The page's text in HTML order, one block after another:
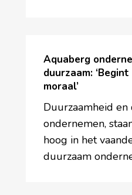
onderneemt
duurzaam:
‘Begint
met
moraal’
Aquaberg
duurzaam:
moraal’
Duurzaamheid en
ondernemen,
hoog in het
duurzaam